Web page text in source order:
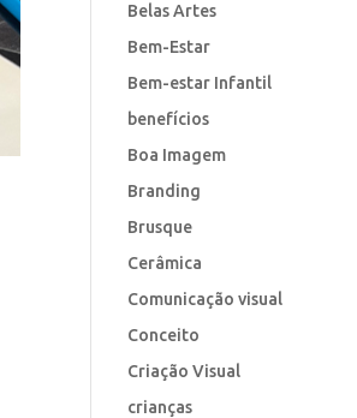
Belas Artes
Bem-Estar
Bem-estar Infantil
benefícios
Boa Imagem
Branding
Brusque
Cerâmica
Comunicação visual
Conceito
Criação Visual
crianças